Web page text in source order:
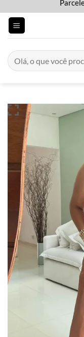
content
Pesquisar
por: